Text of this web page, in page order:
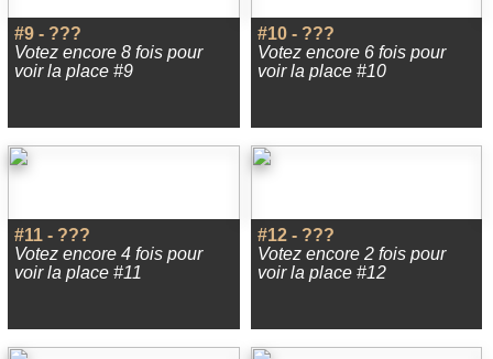
#9 - ???
Votez encore 8 fois pour
voir la place #9
#10 - ???
Votez encore 6 fois pour
voir la place #10
#11 - ???
Votez encore 4 fois pour
voir la place #11
#12 - ???
Votez encore 2 fois pour
voir la place #12